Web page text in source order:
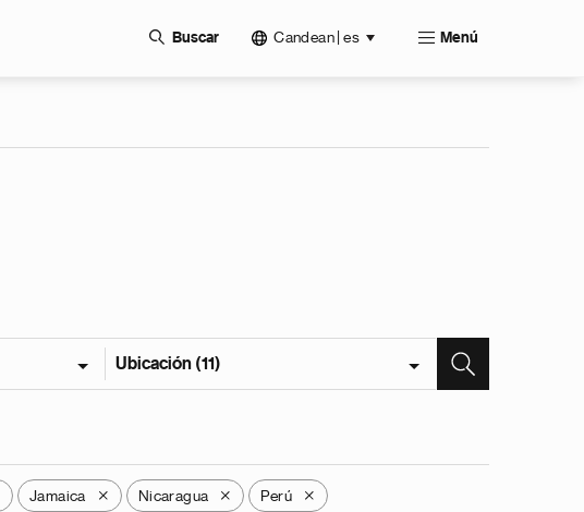
Buscar Candean | es Menú
Ubicación (11)
Jamaica X Nicaragua X Perú X